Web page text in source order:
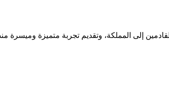
إلى المملكة، وتقديم تجربة متميزة وميسرة